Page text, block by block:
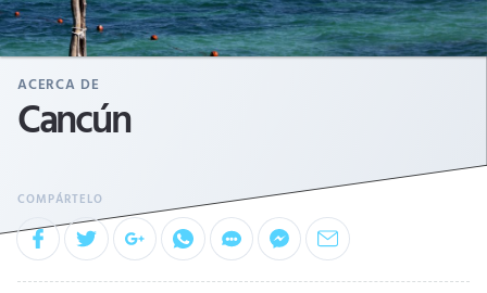
ACERCA DE
Cancún